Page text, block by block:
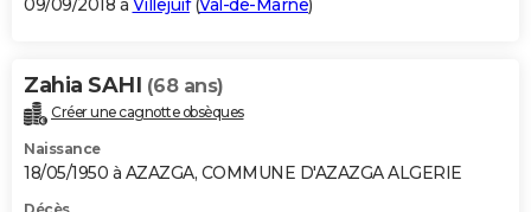
09/09/2018 à Villejuif(Val-de-Marne)
Zahia SAHI (68 ans)
Créer une cagnotte obsèques
Naissance
18/05/1950 à AZAZGA, COMMUNE D'AZAZGA ALGERIE